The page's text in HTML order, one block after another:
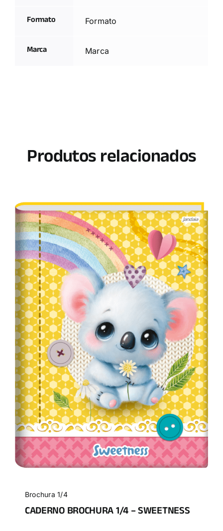
Formato Formato
Marca Marca
Produtos relacionados
Brochura 1/4
CADERNO BROCHURA 1/4 – SWEETNESS